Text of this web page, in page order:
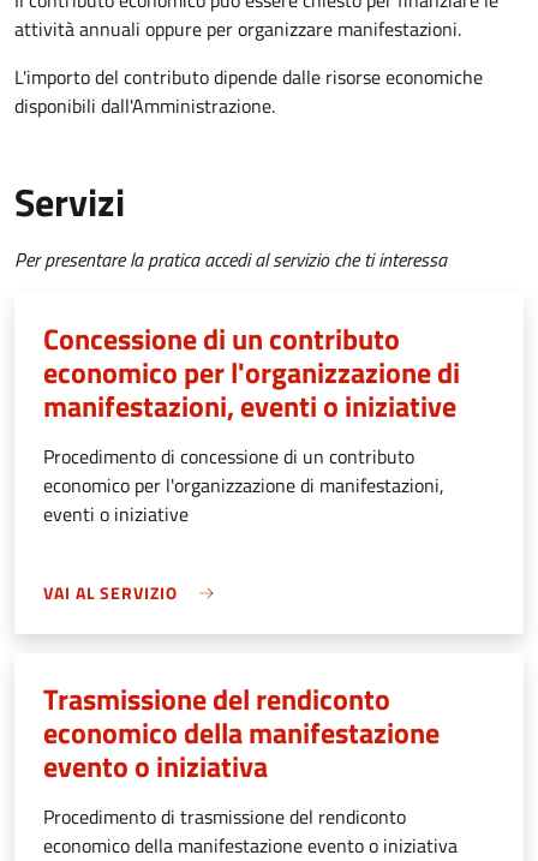
attività annuali oppure per organizzare manifestazioni.
L'importo del contributo dipende dalle risorse economiche
disponibili dall'Amministrazione.
Servizi
Per presentare la pratica accedi al servizio che ti interessa
Concessione di un contributo
economico per l'organizzazione di
manifestazioni, eventi o iniziative
Procedimento di concessione di un contributo
economico per l'organizzazione di manifestazioni,
eventi o iniziative
VAI AL SERVIZIO
Trasmissione del rendiconto
economico della manifestazione
evento o iniziativa
Procedimento di trasmissione del rendiconto
economico della manifestazione evento o iniziativa